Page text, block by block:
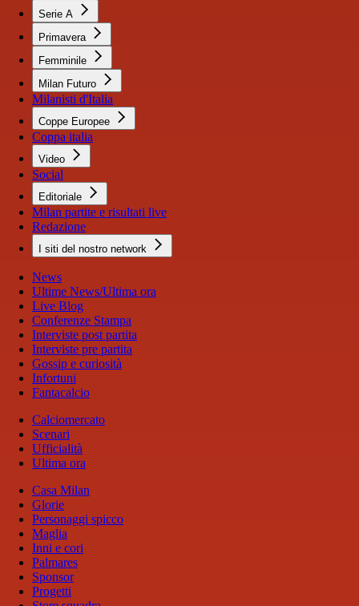
Serie A
Primavera
Femminile
Milan Futuro
Milanisti d'Italia
Coppe Europee
Coppa italia
Video
Social
Editoriale
Milan partite e risultati live
Redazione
I siti del nostro network
News
Ultime News/Ultima ora
Live Blog
Conferenze Stampa
Interviste post partita
Interviste pre partita
Gossip e curiosità
Infortuni
Fantacalcio
Calciomercato
Scenari
Ufficialità
Ultima ora
Casa Milan
Glorie
Personaggi spicco
Maglia
Inni e cori
Palmares
Sponsor
Progetti